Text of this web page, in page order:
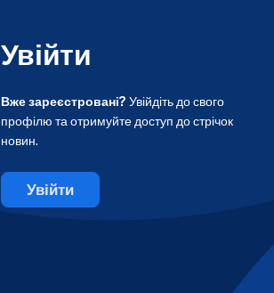
Увійти
Вже зареєстровані? Увійдіть до свого
профілю та отримуйте доступ до стрічок
новин.
Увійти